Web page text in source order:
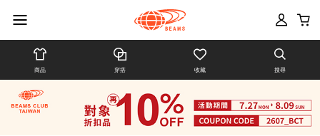
商品 穿搭 收藏 搜尋